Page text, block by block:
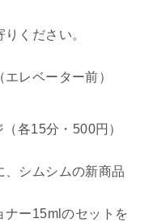
ください。
レベーター前）
各15分・500円）
、シムシムの新商品
ナー15mlのセットを